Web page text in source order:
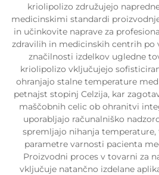
kriolipolizo združujejo
medicinskimi standardi
in učinkovite naprave za
zdravilih in medicinskih centrih po
značilnosti izdelkov ugledne
kriolipolizo vključujejo
ohranjajo stalne temperature
petnajst stopinj Celzija, kar
maščobnih celic ob ohranitvi
uporabljajo računalniško
spremljajo nihanja temperature,
parametre varnosti pacienta
Proizvodni proces v tovarni za
vključuje natančno izdelane